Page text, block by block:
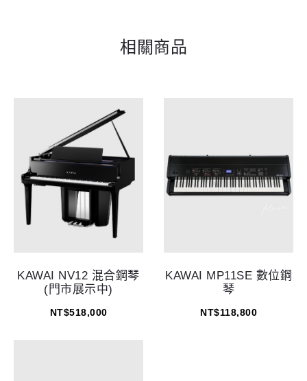
相關商品
KAWAI NV12 混合鋼琴
(門市展示中)
NT$518,000
KAWAI MP11SE 數位鋼
琴
NT$118,800